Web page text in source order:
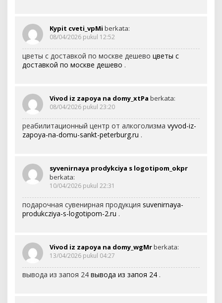
Kypit cveti_vpMi berkata:
08/04/2026 pukul 12:52
цветы с доставкой по москве дешево цветы с
доставкой по москве дешево .
Vivod iz zapoya na domy_xtPa berkata:
08/04/2026 pukul 23:20
реабилитационный центр от алкоголизма vyvod-iz-
zapoya-na-domu-sankt-peterburg.ru .
syvenirnaya prodykciya s logotipom_okpr
berkata:
10/04/2026 pukul 22:31
подарочная сувенирная продукция suvenirnaya-
produkcziya-s-logotipom-2.ru .
Vivod iz zapoya na domy_wgMrberkata:
13/04/2026 pukul 04:27
вывода из запоя 24 вывода из запоя 24 .